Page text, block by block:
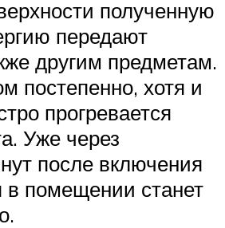
полученную
передают
другим предметам.
постепенно, хотя и
прогревается
Уже через
после включения
в помещении станет